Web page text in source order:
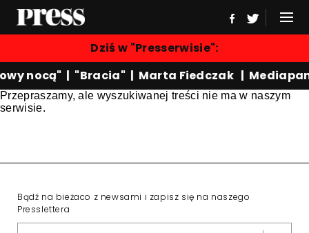
Dziś w "Presserwisie":
nocą" | "Bracia" | Marta Fiedczak |
Przepraszamy, ale wyszukiwanej treści nie ma w naszym
serwisie.
Bądź na bieżaco z newsami i zapisz się na naszego
Presslettera